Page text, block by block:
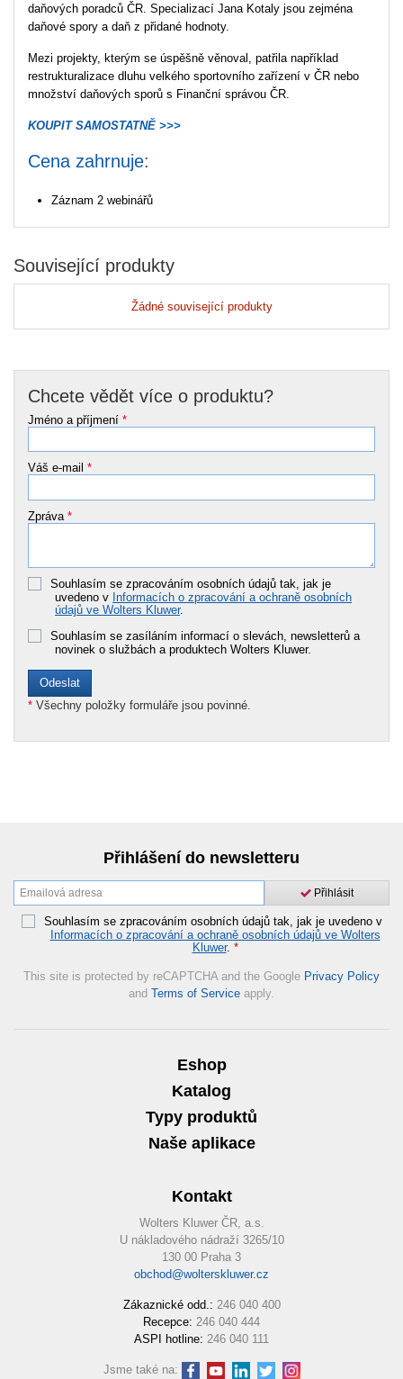
daňových poradců ČR. Specializací Jana Kotaly jsou zejména
daňové spory a daň z přidané hodnoty.
Mezi projekty, kterým se úspěšně věnoval, patřila například
restrukturalizace dluhu velkého sportovního zařízení v ČR nebo
množství daňových sporů s Finanční správou ČR.
KOUPIT SAMOSTATNĚ >>>
Cena zahrnuje:
Záznam 2 webinářů
Související produkty
Žádné související produkty
Chcete vědět více o produktu?
Jméno a příjmení *
Váš e-mail *
Zpráva *
Souhlasím se zpracováním osobních údajů tak, jak je
uvedeno v Informacích o zpracování a ochraně osobních
údajů ve Wolters Kluwer.
Souhlasím se zasíláním informací o slevách, newsletterů a
novinek o službách a produktech Wolters Kluwer.
* Všechny položky formuláře jsou povinné.
Přihlášení do newsletteru
Přihlásit
Souhlasím se zpracováním osobních údajů tak, jak je uvedeno v
Informacích o zpracování a ochraně osobních údajů ve Wolters
Kluwer. *
This site is protected by reCAPTCHA and the Google Privacy Policy
and Terms of Service apply.
Eshop
Katalog
Typy produktů
Naše aplikace
Kontakt
Wolters Kluwer ČR, a.s.
U nákladového nádraží 3265/10
130 00 Praha 3
obchod@wolterskluwer.cz
Zákaznické odd.: 246 040 400
Recepce: 246 040 444
ASPI hotline: 246 040 111
Jsme také na: